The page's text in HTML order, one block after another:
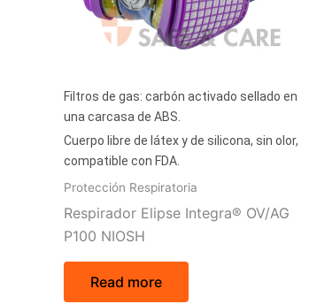
Filtros de gas: carbón activado sellado en
una carcasa de ABS.
Cuerpo libre de látex y de silicona, sin olor,
compatible con FDA.
Protección Respiratoria
Respirador Elipse Integra® OV/AG
P100 NIOSH
Read more